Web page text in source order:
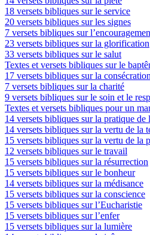
18 versets bibliques sur le service
20 versets bibliques sur les signes
7 versets bibliques sur
23 versets bibliques sur la glorification
33 versets bibliques sur le salut
Textes et versets bibliques sur le
17 versets bibliques sur la consécration
7 versets bibliques sur la charité
9 versets bibliques sur le soin et le
Textes et versets bibliques pour un
14 versets bibliques sur la pratique de
14 versets bibliques sur la vertu de la
15 versets bibliques sur la vertu de la
12 versets bibliques sur le travail
15 versets bibliques sur la résurrection
15 versets bibliques sur le bonheur
14 versets bibliques sur la médisance
15 versets bibliques sur la conscience
15 versets bibliques sur l’Eucharistie
15 versets bibliques sur l’enfer
15 versets bibliques sur la lumière